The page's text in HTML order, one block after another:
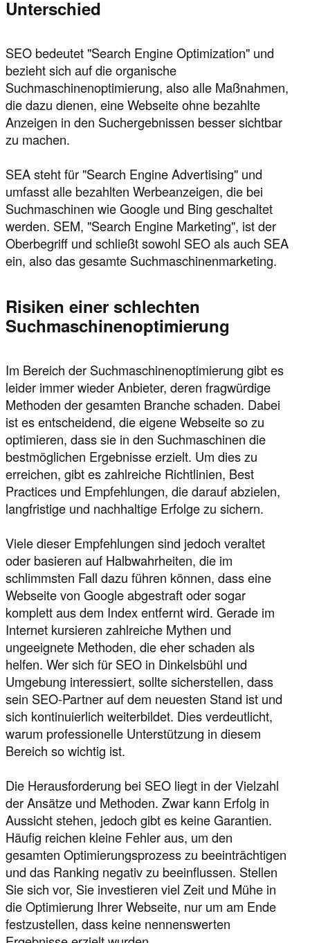
Unterschied
SEO bedeutet "Search Engine Optimization" und
bezieht sich auf die organische
Suchmaschinenoptimierung, also alle Maßnahmen,
die dazu dienen, eine Webseite ohne bezahlte
Anzeigen in den Suchergebnissen besser sichtbar
zu machen.
SEA steht für "Search Engine Advertising" und
umfasst alle bezahlten Werbeanzeigen, die bei
Suchmaschinen wie Google und Bing geschaltet
werden. SEM, "Search Engine Marketing", ist der
Oberbegriff und schließt sowohl SEO als auch SEA
ein, also das gesamte Suchmaschinenmarketing.
Risiken einer schlechten
Suchmaschinenoptimierung
Im Bereich der Suchmaschinenoptimierung gibt es
leider immer wieder Anbieter, deren fragwürdige
Methoden der gesamten Branche schaden. Dabei
ist es entscheidend, die eigene Webseite so zu
optimieren, dass sie in den Suchmaschinen die
bestmöglichen Ergebnisse erzielt. Um dies zu
erreichen, gibt es zahlreiche Richtlinien, Best
Practices und Empfehlungen, die darauf abzielen,
langfristige und nachhaltige Erfolge zu sichern.
Viele dieser Empfehlungen sind jedoch veraltet
oder basieren auf Halbwahrheiten, die im
schlimmsten Fall dazu führen können, dass eine
Webseite von Google abgestraft oder sogar
komplett aus dem Index entfernt wird. Gerade im
Internet kursieren zahlreiche Mythen und
ungeeignete Methoden, die eher schaden als
helfen. Wer sich für SEO in Dinkelsbühl und
Umgebung interessiert, sollte sicherstellen, dass
sein SEO-Partner auf dem neuesten Stand ist und
sich kontinuierlich weiterbildet. Dies verdeutlicht,
warum professionelle Unterstützung in diesem
Bereich so wichtig ist.
Die Herausforderung bei SEO liegt in der Vielzahl
der Ansätze und Methoden. Zwar kann Erfolg in
Aussicht stehen, jedoch gibt es keine Garantien.
Häufig reichen kleine Fehler aus, um den
gesamten Optimierungsprozess zu beeinträchtigen
und das Ranking negativ zu beeinflussen. Stellen
Sie sich vor, Sie investieren viel Zeit und Mühe in
die Optimierung Ihrer Webseite, nur um am Ende
festzustellen, dass keine nennenswerten